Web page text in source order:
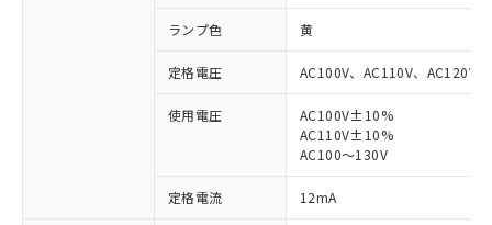
ランプ色 黄
定格電圧 AC100V、AC110V、AC120V
使用電圧
AC100V±10%
AC110V±10%
AC100～130V
定格電流 12mA
対応済み：EU RoHS指令（10物質）の
非含有に対応した製品が提供可能な商品で